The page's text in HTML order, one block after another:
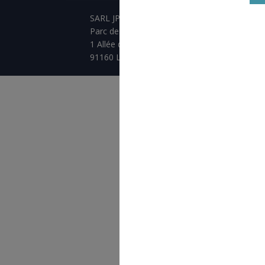
SARL JPCA - SportServ
Parc de l'évènement
1 Allée d'Effiat, BAT A
91160 Longjumeau